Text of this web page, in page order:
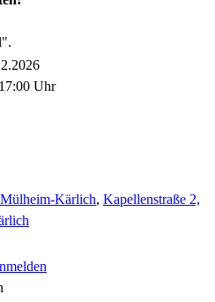
Uhr
Kärlich, Kapellenstraße 2,